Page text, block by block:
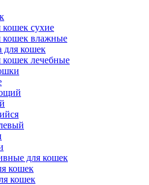
кошек сухие
кошек влажные
для кошек
кошек лечебные
для кошек
кошек
кошек